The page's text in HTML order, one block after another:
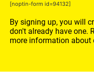
[noptin-form id=94132]
By signing up, you will
don't already have one.
more information about